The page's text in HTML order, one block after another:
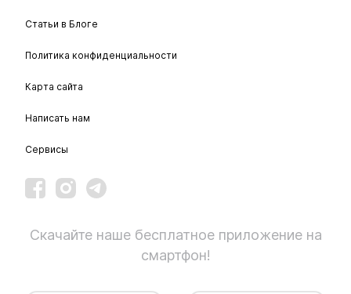
Статьи в Блоге
Политика конфиденциальности
Карта сайта
Написать нам
Сервисы
Скачайте наше бесплатное приложение на
смартфон!